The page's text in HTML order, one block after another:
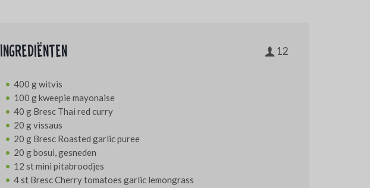
Ingrediënten 12
400 g witvis
100 g kweepie mayonaise
40 g Bresc Thai red curry
20 g vissaus
20 g Bresc Roasted garlic puree
20 g bosui, gesneden
12 st mini pitabroodjes
4 st Bresc Cherry tomatoes garlic lemongrass